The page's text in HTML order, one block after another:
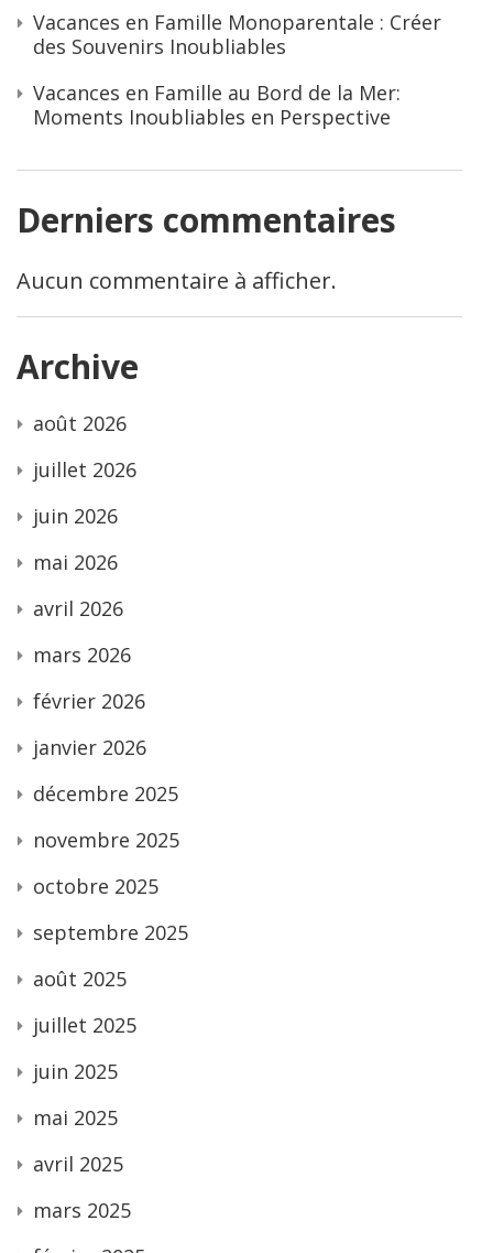
Vacances en Famille Monoparentale : Créer
des Souvenirs Inoubliables
Vacances en Famille au Bord de la Mer:
Moments Inoubliables en Perspective
Derniers commentaires
Aucun commentaire à afficher.
Archive
août 2026
juillet 2026
juin 2026
mai 2026
avril 2026
mars 2026
février 2026
janvier 2026
décembre 2025
novembre 2025
octobre 2025
septembre 2025
août 2025
juillet 2025
juin 2025
mai 2025
avril 2025
mars 2025